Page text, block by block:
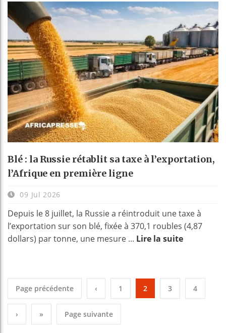
Blé : la Russie rétablit sa taxe à l’exportation,
l’Afrique en première ligne
09 Jul 2026
Depuis le 8 juillet, la Russie a réintroduit une taxe à
l’exportation sur son blé, fixée à 370,1 roubles (4,87
dollars) par tonne, une mesure ... Lire la suite
Page précédente ‹ 1 2 3 4
› » Page suivante